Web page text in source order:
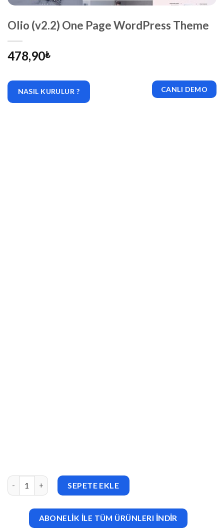
Olio (v2.2) One Page WordPress Theme
478,90₺
NASIL KURULUR ? CANLI DEMO
Olio (v2.2) One Page WordPress Theme adet
SEPETE EKLE
ABONELİK İLE TÜM ÜRÜNLERI İNDİR